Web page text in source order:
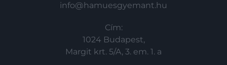
info@hamuesgyemant.hu
Cím:
1024 Budapest,
Margit krt. 5/A, 3. em. 1. a